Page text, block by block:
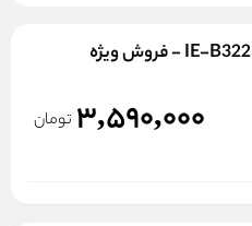
3,590,000 تومان